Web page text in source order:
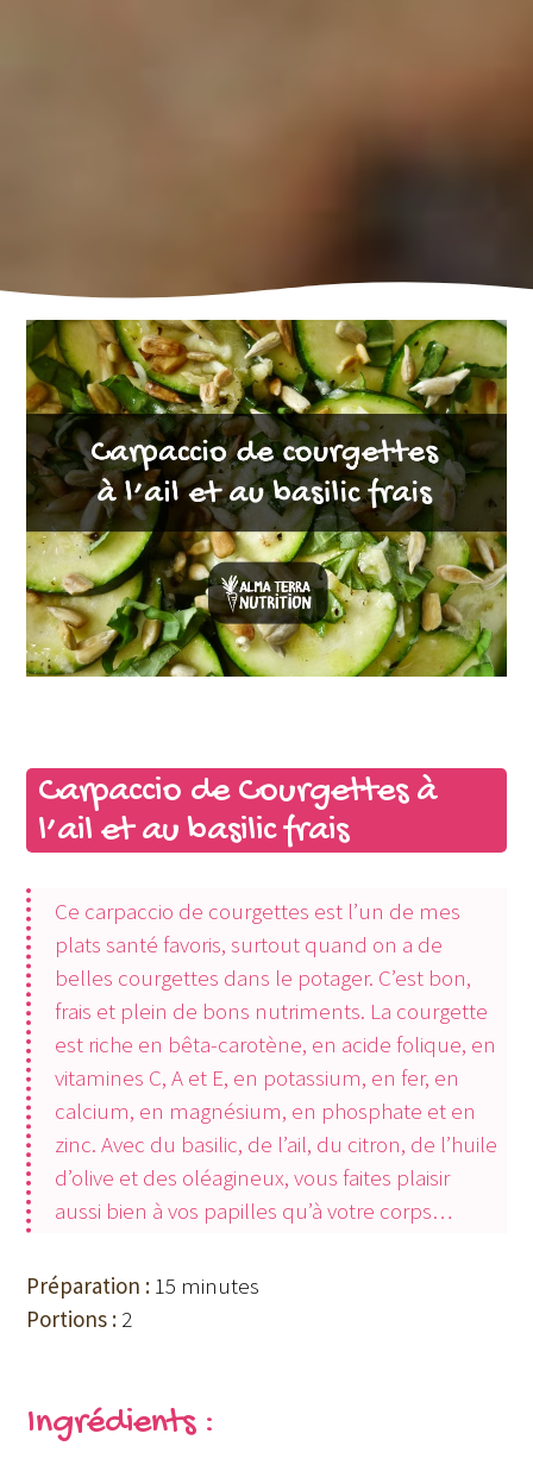
Carpaccio de Courgettes à
l’ail et au basilic frais
Ce carpaccio de courgettes est l’un de mes
plats santé favoris, surtout quand on a de
belles courgettes dans le potager. C’est bon,
frais et plein de bons nutriments. La courgette
est riche en bêta-carotène, en acide folique, en
vitamines C, A et E, en potassium, en fer, en
calcium, en magnésium, en phosphate et en
zinc. Avec du basilic, de l’ail, du citron, de l’huile
d’olive et des oléagineux, vous faites plaisir
aussi bien à vos papilles qu’à votre corps…
Préparation : 15 minutes
Portions : 2
Ingrédients :